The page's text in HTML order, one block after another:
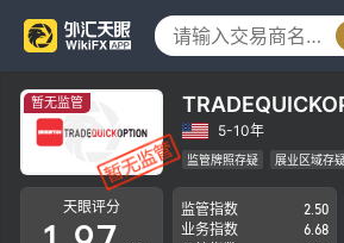
暂无监管
5-10年
监管牌照存疑 展业区域存
天眼评分
0
5
6
7
8
3
4
5
6
监管指数
2.50
业务指数
6.68